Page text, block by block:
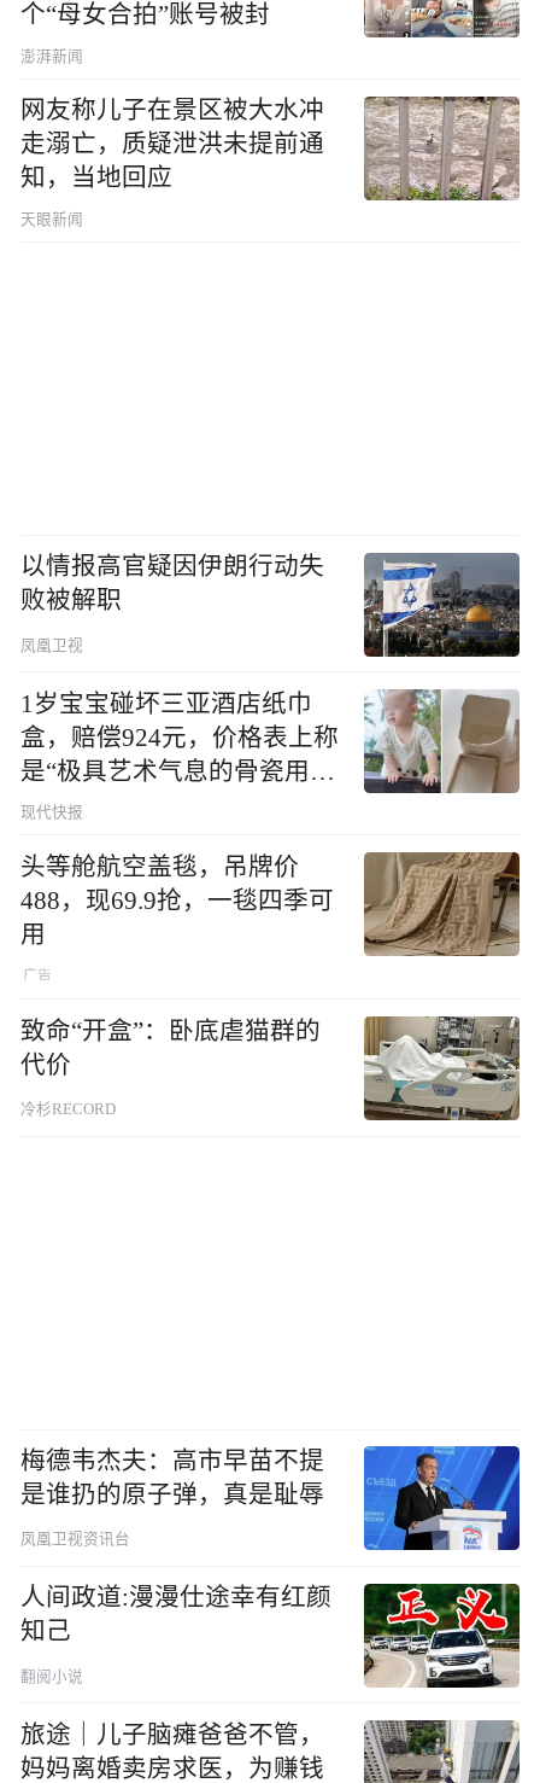
个“母女合拍”账号被封
澎湃新闻
网友称儿子在景区被大水冲
走溺亡，质疑泄洪未提前通
知，当地回应
天眼新闻
以情报高官疑因伊朗行动失
败被解职
凤凰卫视
1岁宝宝碰坏三亚酒店纸巾
盒，赔偿924元，价格表上称
是“极具艺术气息的骨瓷用
品”
现代快报
头等舱航空盖毯，吊牌价
488，现69.9抢，一毯四季可
用
致命“开盒”：卧底虐猫群的
代价
冷杉RECORD
梅德韦杰夫：高市早苗不提
是谁扔的原子弹，真是耻辱
凤凰卫视资讯台
人间政道:漫漫仕途幸有红颜
知己
翻阅小说
旅途｜儿子脑瘫爸爸不管，
妈妈离婚卖房求医，为赚钱